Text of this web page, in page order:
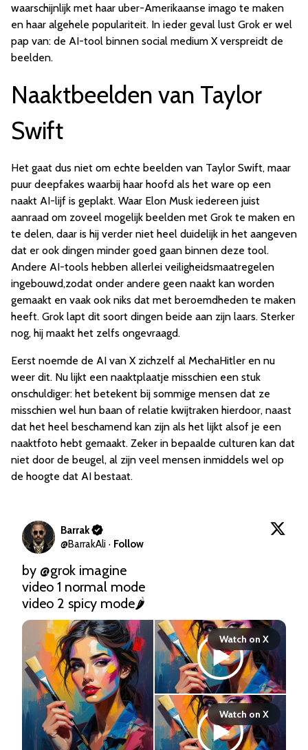
waarschijnlijk met haar uber-Amerikaanse imago te maken
en haar algehele populariteit. In ieder geval lust Grok er wel
pap van: de AI-tool binnen social medium X verspreidt de
beelden.
Naaktbeelden van Taylor
Swift
Het gaat dus niet om echte beelden van Taylor Swift, maar
puur deepfakes waarbij haar hoofd als het ware op een
naakt AI-lijf is geplakt. Waar Elon Musk iedereen juist
aanraad om zoveel mogelijk beelden met Grok te maken en
te delen, daar is hij verder niet heel duidelijk in het aangeven
dat er ook dingen minder goed gaan binnen deze tool.
Andere AI-tools hebben allerlei veiligheidsmaatregelen
ingebouwd,zodat onder andere geen naakt kan worden
gemaakt en vaak ook niks dat met beroemdheden te maken
heeft. Grok lapt dit soort dingen beide aan zijn laars. Sterker
nog, hij maakt het zelfs ongevraagd.
Eerst noemde de AI van X zichzelf al MechaHitler en nu
weer dit. Nu lijkt een naaktplaatje misschien een stuk
onschuldiger: het betekent bij sommige mensen dat ze
misschien wel hun baan of relatie kwijtraken hierdoor, naast
dat het heel beschamend kan zijn als het lijkt alsof je een
naaktfoto hebt gemaakt. Zeker in bepaalde culturen kan dat
niet door de beugel, al zijn veel mensen inmiddels wel op
de hoogte dat AI bestaat.
Barrak
@BarrakAli · Follow
by @grok imagine
video 1 normal mode
video 2 spicy mode🌶️
Watch on X
Watch on X